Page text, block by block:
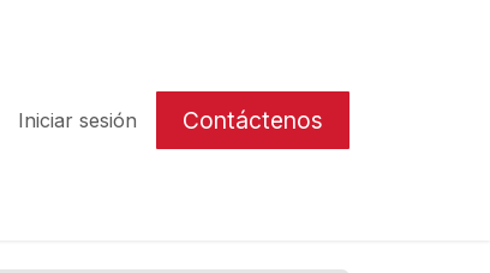
Iniciar sesión Contáctenos